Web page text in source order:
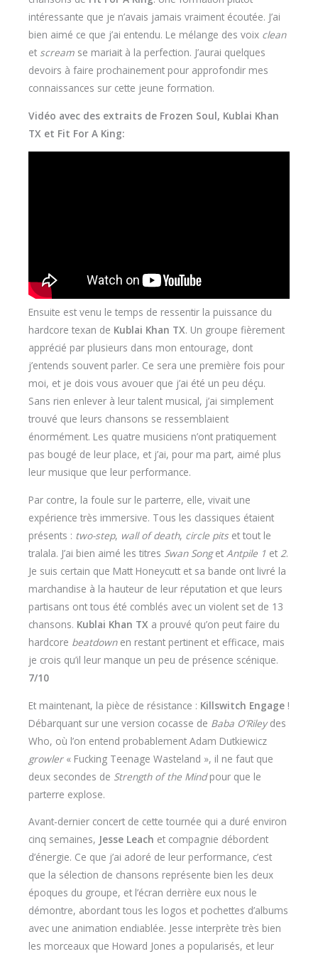
intéressante que je n’avais jamais vraiment écoutée. J’ai
bien aimé ce que j’ai entendu. Le mélange des voix clean
et scream se mariait à la perfection. J’aurai quelques
devoirs à faire prochainement pour approfondir mes
connaissances sur cette jeune formation.
Vidéo avec des extraits de Frozen Soul, Kublai Khan
TX et Fit For A King:
Ensuite est venu le temps de ressentir la puissance du
hardcore texan de Kublai Khan TX. Un groupe fièrement
apprécié par plusieurs dans mon entourage, dont
j’entends souvent parler. Ce sera une première fois pour
moi, et je dois vous avouer que j’ai été un peu déçu.
Sans rien enlever à leur talent musical, j’ai simplement
trouvé que leurs chansons se ressemblaient
énormément. Les quatre musiciens n’ont pratiquement
pas bougé de leur place, et j’ai, pour ma part, aimé plus
leur musique que leur performance.
Par contre, la foule sur le parterre, elle, vivait une
expérience très immersive. Tous les classiques étaient
présents : two-step, wall of death, circle pitset tout le
tralala. J’ai bien aimé les titres Swan Songet Antpile 1 et 2.
Je suis certain que Matt Honeycutt et sa bande ont livré la
marchandise à la hauteur de leur réputation et que leurs
partisans ont tous été comblés avec un violent set de 13
chansons. Kublai Khan TX a prouvé qu’on peut faire du
hardcore beatdownen restant pertinent et efficace, mais
je crois qu’il leur manque un peu de présence scénique.
7/10
Et maintenant, la pièce de résistance : Killswitch Engage !
Débarquant sur une version cocasse de Baba O’Rileydes
Who, où l’on entend probablement Adam Dutkiewicz
growler« Fucking Teenage Wasteland », il ne faut que
deux secondes de Strength of the Mindpour que le
parterre explose.
Avant-dernier concert de cette tournée qui a duré environ
cinq semaines, Jesse Leach et compagnie débordent
d’énergie. Ce que j’ai adoré de leur performance, c’est
que la sélection de chansons représente bien les deux
époques du groupe, et l’écran derrière eux nous le
démontre, abordant tous les logos et pochettes d’albums
avec une animation endiablée. Jesse interprète très bien
les morceaux que Howard Jones a popularisés, et leur